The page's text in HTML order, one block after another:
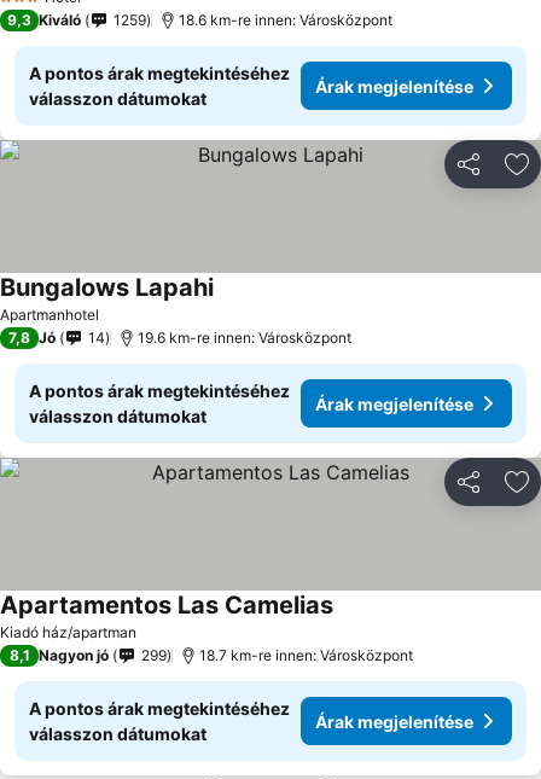
3 Kategória
9,3 Kiváló 1259 18.6 km-re innen: Városközpont
A pontos árak megtekintéséhez
válasszon dátumokat
Árak megjelenítése
Apartmanhotel
Bungalows Lapahi
7,8 Jó 14 19.6 km-re innen: Városközpont
A pontos árak megtekintéséhez
válasszon dátumokat
Árak megjelenítése
Kiadó ház/apartman
Apartamentos Las Camelias
8,1 Nagyon jó 299 18.7 km-re innen: Városközpont
A pontos árak megtekintéséhez
válasszon dátumokat
Árak megjelenítése